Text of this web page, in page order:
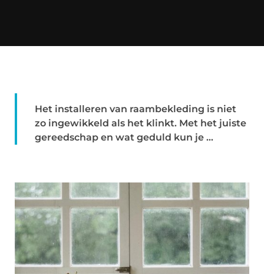
Het installeren van raambekleding is niet
zo ingewikkeld als het klinkt. Met het juiste
gereedschap en wat geduld kun je ...